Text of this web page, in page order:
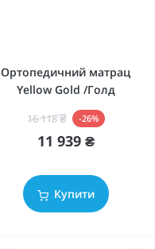
Ортопедичний матрац
Yellow Gold /Голд
16 118 ₴ -26%
11 939 ₴
Купити